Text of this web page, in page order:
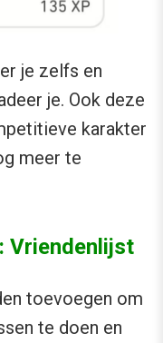
je zelfs en
je. Ook deze
karakter
meer te
Vriendenlijst
toevoegen om
te doen en